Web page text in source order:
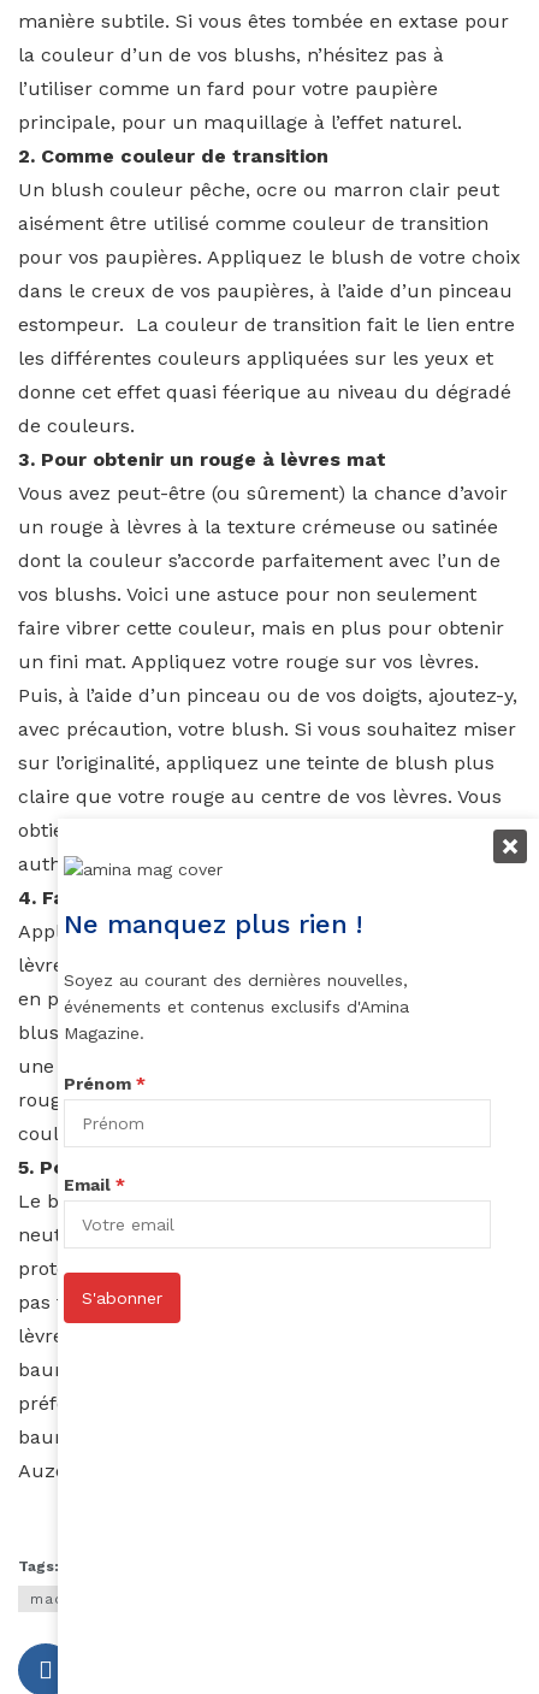
manière subtile. Si vous êtes tombée en extase pour
la couleur d’un de vos blushs, n’hésitez pas à
l’utiliser comme un fard pour votre paupière
principale, pour un maquillage à l’effet naturel.
2. Comme couleur de transition
Un blush couleur pêche, ocre ou marron clair peut
aisément être utilisé comme couleur de transition
pour vos paupières. Appliquez le blush de votre choix
dans le creux de vos paupières, à l’aide d’un pinceau
estompeur. La couleur de transition fait le lien entre
les différentes couleurs appliquées sur les yeux et
donne cet effet quasi féerique au niveau du dégradé
de couleurs.
3. Pour obtenir un rouge à lèvres mat
Vous avez peut-être (ou sûrement) la chance d’avoir
un rouge à lèvres à la texture crémeuse ou satinée
dont la couleur s’accorde parfaitement avec l’un de
vos blushs. Voici une astuce pour non seulement
faire vibrer cette couleur, mais en plus pour obtenir
un fini mat. Appliquez votre rouge sur vos lèvres.
Puis, à l’aide d’un pinceau ou de vos doigts, ajoutez-y,
avec précaution, votre blush. Si vous souhaitez miser
sur l’originalité, appliquez une teinte de blush plus
claire que votre rouge au centre de vos lèvres. Vous
obtiendrez ainsi un ombré (dégradé) des plus
authentiques.
4. Faire tenir votre rouge à lèvres
Appliquez une première couche de rouge sur vos
lèvres. Puis, prélevez du blush à l’aide d’un mouchoir
en papier en frottant légèrement. Transposez le
blush sur vos lèvres en tapotant. Enfin, appliquez
une seconde couche de rouge à lèvres. Le blush et le
rouge à lèvres doivent évidemment être d’une
couleur similaire.
5. Pour colorer votre baume à lèvres
Le baume à lèvres classique est pour ainsi dire
neutre et transparent. De ce fait, les lèvres sont
protégées mais le voile gras qu’elles affichent n’est
pas toujours du meilleur effet. Pour égayer vos
lèvres, vous pouvez mélanger un échantillon de votre
baume avec de la poudre prélevée de votre blush
préféré. Plus vous ajouterez de la poudre à votre
baume, plus celui-ci sera coloré.
Auzouhat Gnaoré
Tags:
maquillage femme noire
Ne manquez plus rien !
Soyez au courant des dernières nouvelles,
événements et contenus exclusifs d'Amina
Magazine.
Prénom *
Email *
S'abonner